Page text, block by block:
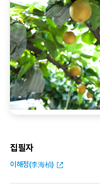
집필자
이해정(李海楨)